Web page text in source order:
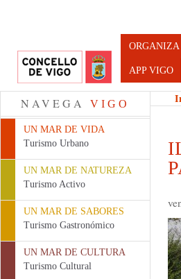
Turismo
APP VIGO
NAVEGA VIGO
UN MAR DE VIDA
Turismo Urbano
UN MAR DE NATUREZA
Turismo Activo
UN MAR DE SABORES
Turismo Gastronómico
UN MAR DE CULTURA
Turismo Cultural